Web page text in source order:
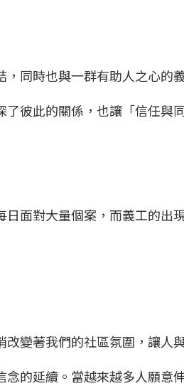
同時也與一群有助人之心的
彼此的關係，也讓「信任與
面對大量個案，而義工的
變著我們的社區氛圍，讓人
的延續。當越來越多人願意